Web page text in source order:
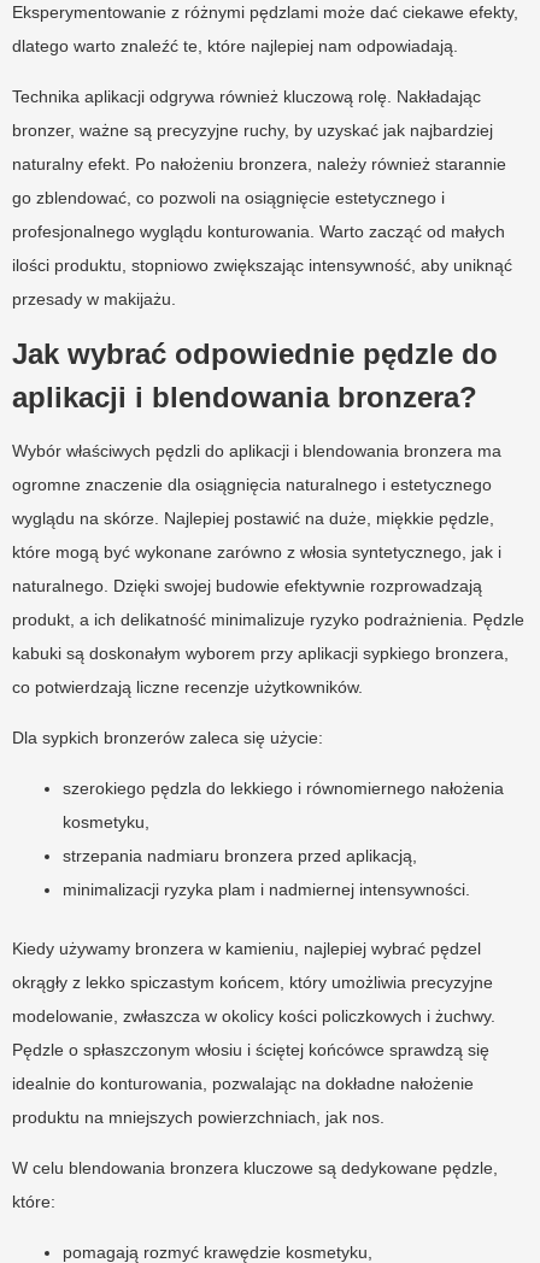
Eksperymentowanie z różnymi pędzlami może dać ciekawe efekty,
dlatego warto znaleźć te, które najlepiej nam odpowiadają.
Technika aplikacji odgrywa również kluczową rolę. Nakładając
bronzer, ważne są precyzyjne ruchy, by uzyskać jak najbardziej
naturalny efekt. Po nałożeniu bronzera, należy również starannie
go zblendować, co pozwoli na osiągnięcie estetycznego i
profesjonalnego wyglądu konturowania. Warto zacząć od małych
ilości produktu, stopniowo zwiększając intensywność, aby uniknąć
przesady w makijażu.
Jak wybrać odpowiednie pędzle do
aplikacji i blendowania bronzera?
Wybór właściwych pędzli do aplikacji i blendowania bronzera ma
ogromne znaczenie dla osiągnięcia naturalnego i estetycznego
wyglądu na skórze. Najlepiej postawić na duże, miękkie pędzle,
które mogą być wykonane zarówno z włosia syntetycznego, jak i
naturalnego. Dzięki swojej budowie efektywnie rozprowadzają
produkt, a ich delikatność minimalizuje ryzyko podrażnienia. Pędzle
kabuki są doskonałym wyborem przy aplikacji sypkiego bronzera,
co potwierdzają liczne recenzje użytkowników.
Dla sypkich bronzerów zaleca się użycie:
szerokiego pędzla do lekkiego i równomiernego nałożenia
kosmetyku,
strzepania nadmiaru bronzera przed aplikacją,
minimalizacji ryzyka plam i nadmiernej intensywności.
Kiedy używamy bronzera w kamieniu, najlepiej wybrać pędzel
okrągły z lekko spiczastym końcem, który umożliwia precyzyjne
modelowanie, zwłaszcza w okolicy kości policzkowych i żuchwy.
Pędzle o spłaszczonym włosiu i ściętej końcówce sprawdzą się
idealnie do konturowania, pozwalając na dokładne nałożenie
produktu na mniejszych powierzchniach, jak nos.
W celu blendowania bronzera kluczowe są dedykowane pędzle,
które:
pomagają rozmyć krawędzie kosmetyku,